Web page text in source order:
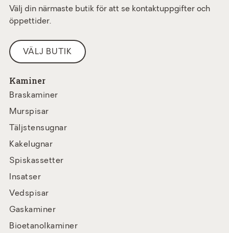
Välj din närmaste butik för att se kontaktuppgifter och
öppettider.
VÄLJ BUTIK
Kaminer
Braskaminer
Murspisar
Täljstensugnar
Kakelugnar
Spiskassetter
Insatser
Vedspisar
Gaskaminer
Bioetanolkaminer